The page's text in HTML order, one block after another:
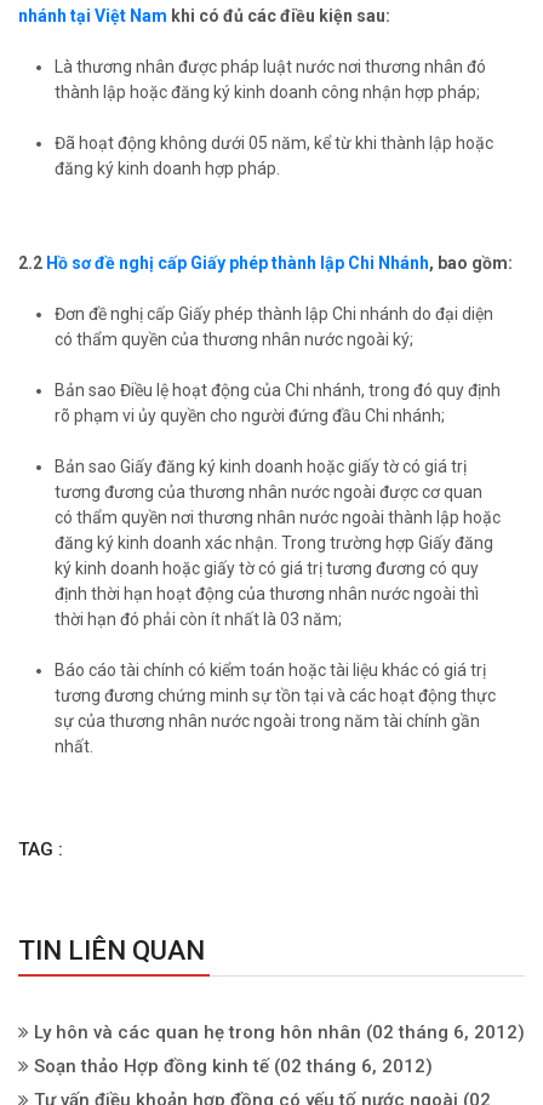
nhánh tại Việt Nam khi có đủ các điều kiện sau:
Là thương nhân được pháp luật nước nơi thương nhân đó
thành lập hoặc đăng ký kinh doanh công nhận hợp pháp;
Đã hoạt động không dưới 05 năm, kể từ khi thành lập hoặc
đăng ký kinh doanh hợp pháp.
2.2 Hồ sơ đề nghị cấp Giấy phép thành lập Chi Nhánh, bao gồm:
Đơn đề nghị cấp Giấy phép thành lập Chi nhánh do đại diện
có thẩm quyền của thương nhân nước ngoài ký;
Bản sao Điều lệ hoạt động của Chi nhánh, trong đó quy định
rõ phạm vi ủy quyền cho người đứng đầu Chi nhánh;
Bản sao Giấy đăng ký kinh doanh hoặc giấy tờ có giá trị
tương đương của thương nhân nước ngoài được cơ quan
có thẩm quyền nơi thương nhân nước ngoài thành lập hoặc
đăng ký kinh doanh xác nhận. Trong trường hợp Giấy đăng
ký kinh doanh hoặc giấy tờ có giá trị tương đương có quy
định thời hạn hoạt động của thương nhân nước ngoài thì
thời hạn đó phải còn ít nhất là 03 năm;
Báo cáo tài chính có kiểm toán hoặc tài liệu khác có giá trị
tương đương chứng minh sự tồn tại và các hoạt động thực
sự của thương nhân nước ngoài trong năm tài chính gần
nhất.
TAG :
TIN LIÊN QUAN
Ly hôn và các quan hẹ trong hôn nhân (02 tháng 6, 2012)
Soạn thảo Hợp đồng kinh tế(02 tháng 6, 2012)
Tư vấn điều khoản hợp đồng có yếu tố nước ngoài (02